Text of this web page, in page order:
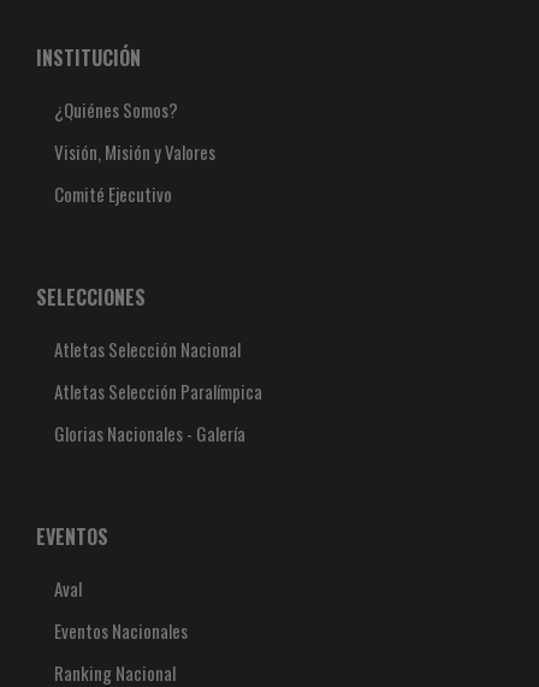
INSTITUCIÓN
¿Quiénes Somos?
Visión, Misión y Valores
Comité Ejecutivo
SELECCIONES
Atletas Selección Nacional
Atletas Selección Paralímpica
Glorias Nacionales - Galería
EVENTOS
Aval
Eventos Nacionales
Ranking Nacional